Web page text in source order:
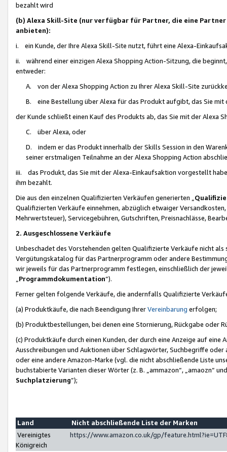
bezahlt wird
(b) Alexa Skill-Site (nur verfügbar für Partner, die eine
anbieten):
i. ein Kunde, der Ihre Alexa Skill-Site nutzt, führt eine Alexa-
ii. während einer einzigen Alexa Shopping Action-Sitzung, die
entweder:
A. von der Alexa Shopping Action zu Ihrer Alexa Skill-Site
B. eine Bestellung über Alexa für das Produkt aufgibt, das Sie mit
der Kunde schließt einen Kauf des Produkts ab, das Sie mit der Alexa
C. über Alexa, oder
D. indem er das Produkt innerhalb der Skills Session in den
seiner erstmaligen Teilnahme an der Alexa Shopping Action
iii. das Produkt, das Sie mit der Alexa-Einkaufsaktion vorgestellt
ihm bezahlt.
Die aus den einzelnen Qualifizierten Verkäufen generierten „
Qualifizierten Verkäufe einnehmen, abzüglich etwaiger
Mehrwertsteuer), Servicegebühren, Gutschriften, Preisnachlässe,
2. Ausgeschlossene Verkäufe
Unbeschadet des Vorstehenden gelten Qualifizierte Verkäufe nicht
Vergütungskatalog für das Partnerprogramm oder andere
wir jeweils für das Partnerprogramm festlegen, einschließlich der
Programmdokumentation“).
Ferner gelten folgende Verkäufe, die andernfalls Qualifizierte
(a) Produktkäufe, die nach Beendigung IhrerVereinbarung erfolgen;
(b) Produktbestellungen, bei denen eine Stornierung, Rückgabe oder
(c) Produktkäufe durch einen Kunden, der durch eine Anzeige auf
Ausschreibungen und Auktionen über Schlagwörter, Suchbegriffe
oder eine andere Amazon-Marke (vgl. die nicht abschließende Liste
buchstabierte Varianten dieser Wörter (z. B. „ammazon“, „amaozn“
Suchplatzierung”);
Land
Nicht abschließende Liste der Marken
Vereinigtes
Königreich
https://www.amazon.co.uk/gp/